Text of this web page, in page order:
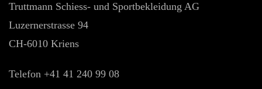
Truttmann Schiess- und Sportbekleidung AG
Luzernerstrasse 94
CH-6010 Kriens
Telefon +41 41 240 99 08